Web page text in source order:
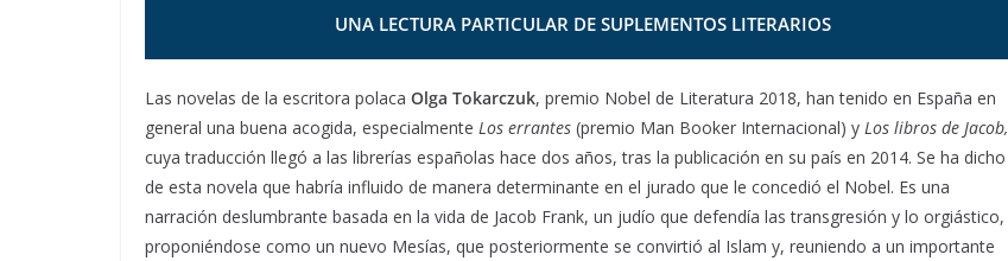
UNA LECTURA PARTICULAR DE SUPLEMENTOS LITERARIOS
Las novelas de la escritora polaca Olga Tokarczuk, premio Nobel de Literatura 2018, han tenido en España en
general una buena acogida, especialmente Los errantes (premio Man Booker Internacional) y Los libros de Jacob,
cuya traducción llegó a las librerías españolas hace dos años, tras la publicación en su país en 2014. Se ha dicho
de esta novela que habría influido de manera determinante en el jurado que le concedió el Nobel. Es una
narración deslumbrante basada en la vida de Jacob Frank, un judío que defendía las transgresión y lo orgiástico,
proponiéndose como un nuevo Mesías, que posteriormente se convirtió al Islam y, reuniendo a un importante